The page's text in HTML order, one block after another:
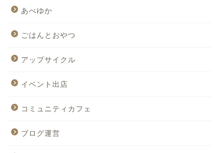
あべゆか
ごはんとおやつ
アップサイクル
イベント出店
コミュニティカフェ
ブログ運営